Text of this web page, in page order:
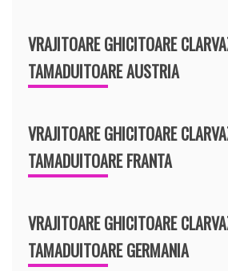
VRAJITOARE GHICITOARE
TAMADUITOARE AUSTRIA
VRAJITOARE GHICITOARE
TAMADUITOARE FRANTA
VRAJITOARE GHICITOARE
TAMADUITOARE GERMANIA